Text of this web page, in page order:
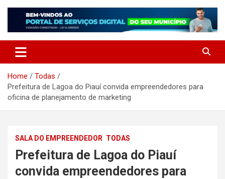
PREFEITURA DE LAGOA DO
PIAUÍ
Home
Todas
Prefeitura de Lagoa do Piauí convida empreendedores para
oficina de planejamento de marketing
SALA DO EMPREENDEDOR TODAS
Prefeitura de Lagoa do Piauí
convida empreendedores para